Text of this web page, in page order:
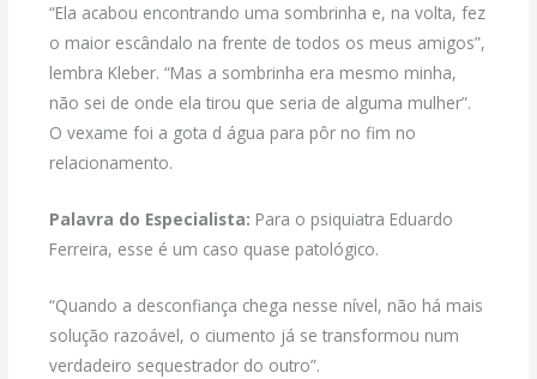
“Ela acabou encontrando uma sombrinha e, na volta, fez
o maior escândalo na frente de todos os meus amigos”,
lembra Kleber. “Mas a sombrinha era mesmo minha,
não sei de onde ela tirou que seria de alguma mulher”.
O vexame foi a gota d água para pôr no fim no
relacionamento.
Palavra do Especialista: Para o psiquiatra Eduardo
Ferreira, esse é um caso quase patológico.
“Quando a desconfiança chega nesse nível, não há mais
solução razoável, o ciumento já se transformou num
verdadeiro sequestrador do outro”.